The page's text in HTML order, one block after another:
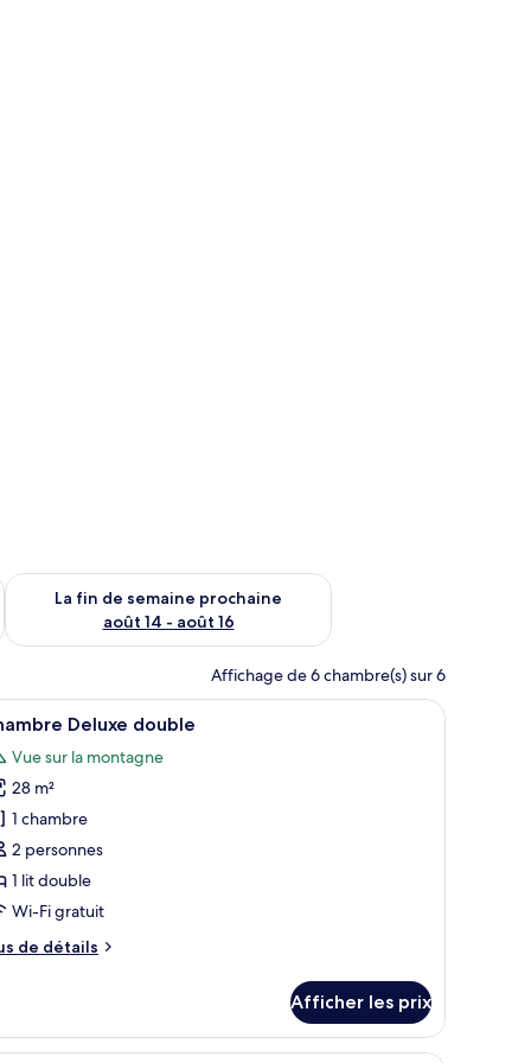
semaine août 7 - août 9
La fin de semaine prochaine
août 14 - août 16
Vérifier la disponibilité pour la fin de semaine prochaine août
Affichage de 6 chambre(s) sur 6
en serviette, de coussins verts et de pétales de rose éparpillés.
:
Une chambre d’hôtel avec un lit, une
25 Deluxe double
Vue sur la montagne
28 m²
1 chambre
2 personnes
1 lit double
Wi-Fi gratuit
de détails
Afficher les prix